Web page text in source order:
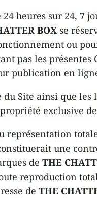
heures sur 24, 7
BOX se
ou
pas les présentes
publication en
Site ainsi que les
exclusive
représentation
une
deTHE
reproduction
deTHE